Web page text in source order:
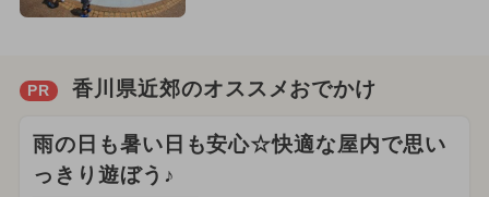
PR 香川県近郊のオススメおでかけ
雨の日も暑い日も安心☆快適な屋内で思い
っきり遊ぼう♪